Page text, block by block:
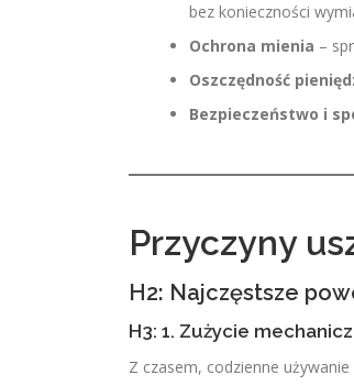
bez konieczności
Ochrona mienia –
Oszczędność
Bezpieczeństwo i
Przyczyny
H2: Najczęstsze
H3: 1. Zużycie
Z czasem, codzienne